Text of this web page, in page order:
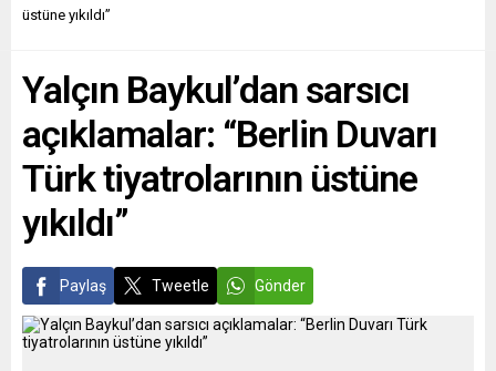
üstüne yıkıldı”
Yalçın Baykul’dan sarsıcı
açıklamalar: “Berlin Duvarı
Türk tiyatrolarının üstüne
yıkıldı”
Paylaş Tweetle Gönder